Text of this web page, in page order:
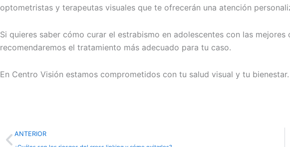
optometristas y terapeutas visuales que te ofrecerán una atención
Si quieres saber cómo curar el estrabismo en adolescentes con las
recomendaremos el tratamiento más adecuado para tu caso.
En Centro Visión estamos comprometidos con tu salud visual y tu bienestar.
Prev
ANTERIOR